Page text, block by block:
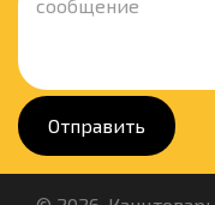
Отправить